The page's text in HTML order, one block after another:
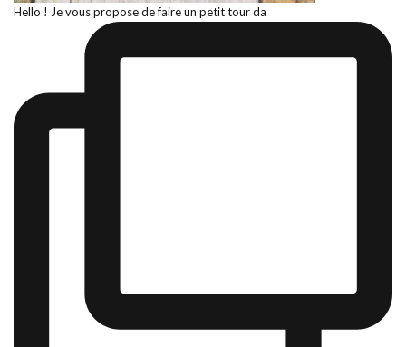
Hello ! Je vous propose de faire un petit tour da